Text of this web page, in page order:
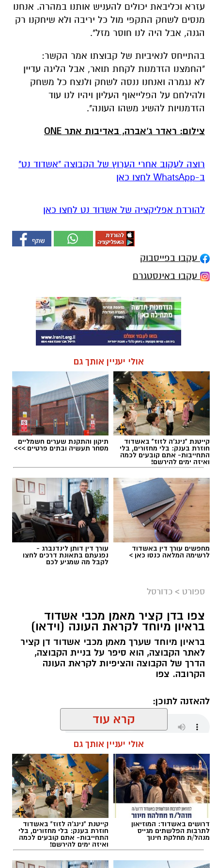
עזרא וכליבאת יכולים להעניש אותנו במהרה. אנחנו
מנסים לשחק התקפי מול כל יריבה ולא שיחקנו רק
הגנה, אבל היה לנו חוסר מזל".
בהתייחס לנאיביות של קבוצתו אמר הקשר:
"החמצנו הזדמנות לקחת תואר, אבל הליגה עדיין
לא נגמרה ואנחנו ננסה לשחק ולנצח כל משחק
ולהילחם על הפלייאוף העליון ויהיו לנו עוד
הזדמנויות להשיג משהו העונה".
צילום: ראדר ג'אברה, באדיבות אתר ONE
רוצה לעקוב אחרי הערוץ של הקבוצה "אשדוד נט"
ב-WhatsApp לחצו כאן
להורדת אפליקציה של אשדוד נט לחצו כאן
עקבו בפייסבוק
עקבו באינסטגרם
אולי יעניין אותך גם
קייטנת "נינג'ה לזוז" באשדוד
חוזרת בענק: בלי מחזורים, בלי
התחייבות- אתם קובעים לכמה
ואיזה ימים להירשם!
תיקון והתקנת שערים חשמליים
מסחר תעשיה ובתים פרטיים >>>
מחפשים עורך דין באשדוד
לרשימה המלאה כנסו כאן >
עורך דין דותן לינדנברג -
נפגעתם בתאונת דרכים לחצו
לקבל מה שמגיע לכם
ספורט > כדורסל
צפו בדן קציר מאמן מכבי אשדוד
בראיון מיוחד לקראת העונה (וידאו)
בראיון מיוחד שערך מאמן מכבי אשדוד דן קציר
לאתר הקבוצה, הוא סיפר על בניית הקבוצה,
הדרך של הקבוצה והציפיות לקראת העונה
הקרובה. צפו
להאזנה לתוכן:
שחר כחלון / 18:01 07.08.26
תגים:מכבי אשדוד, דן קציר
קרא עוד
אולי יעניין אותך גם
דרושים באשדוד: המוזיאון
לתרבות הפלשתים מגייס
מנהל/ת מחלקת חינוך
קייטנת "נינג'ה לזוז" באשדוד
חוזרת בענק: בלי מחזורים, בלי
התחייבות- אתם קובעים לכמה
ואיזה ימים להירשם!